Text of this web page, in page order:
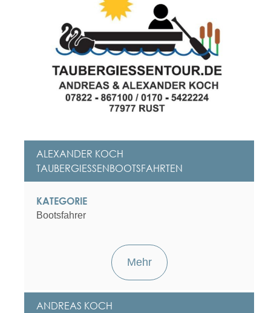
ALEXANDER KOCH
TAUBERGIESSENBOOTSFAHRTEN
KATEGORIE
Bootsfahrer
Mehr
ANDREAS KOCH